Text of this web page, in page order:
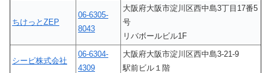
ちけっとZEP
06-6305-
8043
大阪府大阪市淀川区西中島3丁目17番5
号
リバボールビル1F
シービ株式会社
06-6304-
4309
大阪府大阪市淀川区西中島3-21-9
駅前ビル１階